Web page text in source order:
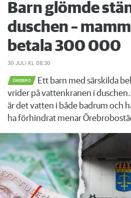
Barn glömde
duschen –
betala 300 000
30 JULI KL 08:30
ÖREBRO
Ett barn med särskilda
vrider på vattenkranen i
är det vatten i både badrum och
ha förhindrat menar